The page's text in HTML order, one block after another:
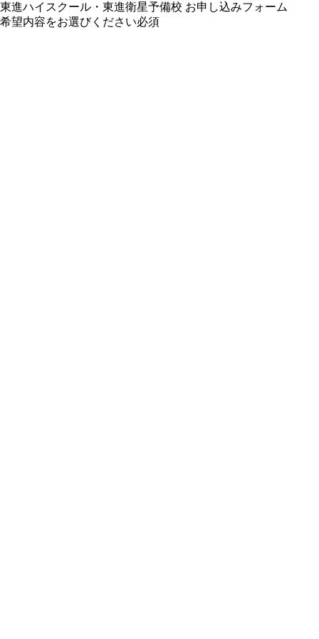
東進ハイスクール・東進衛星予備校 お申し込みフォーム
希望内容をお選びください必須